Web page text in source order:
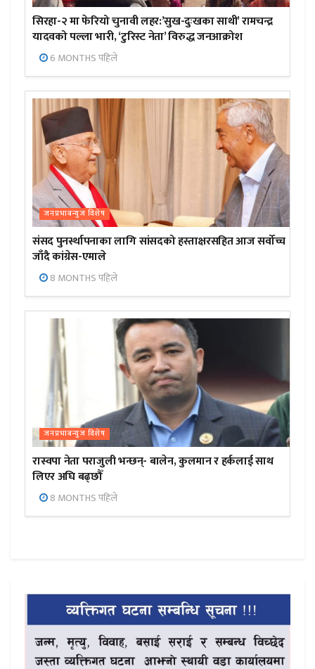
सिरहा-२ मा फेरियो चुनावी लहर:’सुख-दुःखका साथी’ रामचन्द्र
यादवको पल्ला भारी, ‘टुरिस्ट नेता’ विरुद्ध जनआक्रोश
6 MONTHS पहिले
जनप्रभाबन्युज विशेष
संसद पुनर्स्थापनाका लागि सांसदको हस्ताक्षरसहित आज सर्वोच्च
जाँदै कांग्रेस-एमाले
8 MONTHS पहिले
जनप्रभाबन्युज विशेष
रास्वपा नेता पराजुली भन्छन्- बालेन, कुलमान र हर्कलाई साथ
लिएर अघि बढ्छौँ
8 MONTHS पहिले